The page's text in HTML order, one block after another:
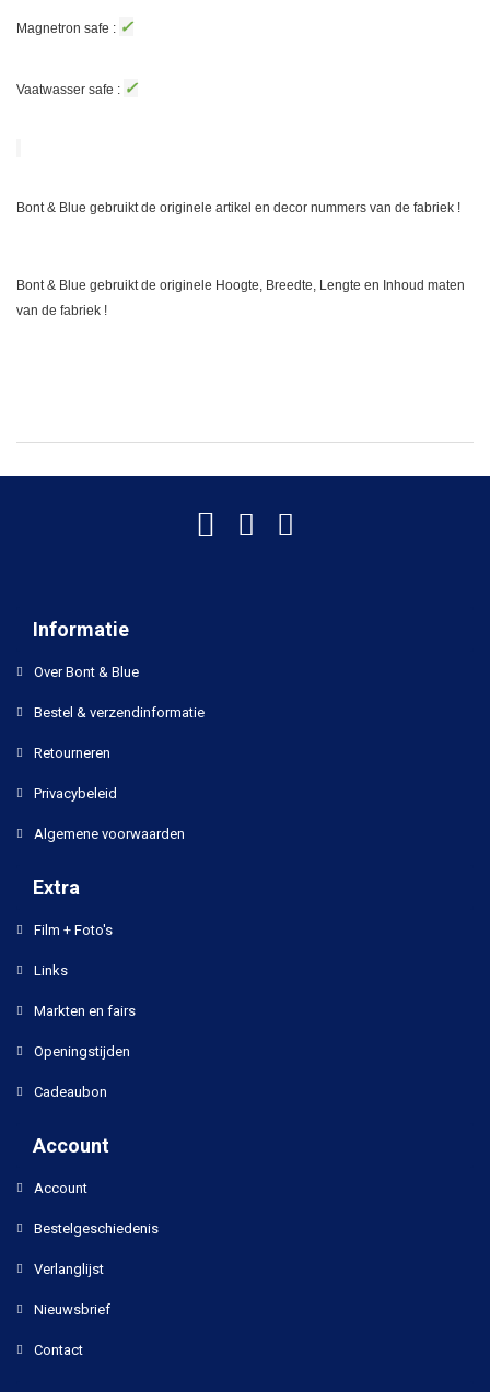
Magnetron safe : ✓
Vaatwasser safe : ✓
Bont & Blue gebruikt de originele artikel en decor nummers van de fabriek !
Bont & Blue gebruikt de originele Hoogte, Breedte, Lengte en Inhoud maten
van de fabriek !
Informatie
Over Bont & Blue
Bestel & verzendinformatie
Retourneren
Privacybeleid
Algemene voorwaarden
Extra
Film + Foto's
Links
Markten en fairs
Openingstijden
Cadeaubon
Account
Account
Bestelgeschiedenis
Verlanglijst
Nieuwsbrief
Contact